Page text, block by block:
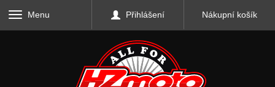
Menu Přihlášení Nákupní košík